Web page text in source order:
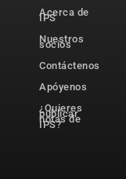
Acerca de
IPS
Nuestros
socios
Contáctenos
Apóyenos
¿Quieres
publicar
notas de
IPS?